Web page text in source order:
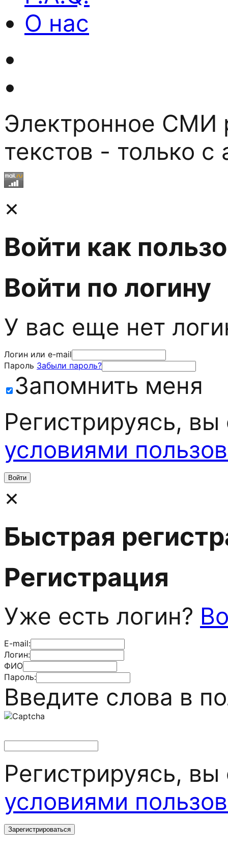
О нас
Электронное СМИ
текстов - только
×
Войти как
Войти по логину
У вас еще нет
Логин или e-mail
Пароль Забыли пароль?
Запомнить меня
Регистрируясь,
условиями
×
Быстрая
Регистрация
Уже есть логин?
E-mail:
Логин:
ФИО
Пароль:
Введите слова в
Регистрируясь,
условиями